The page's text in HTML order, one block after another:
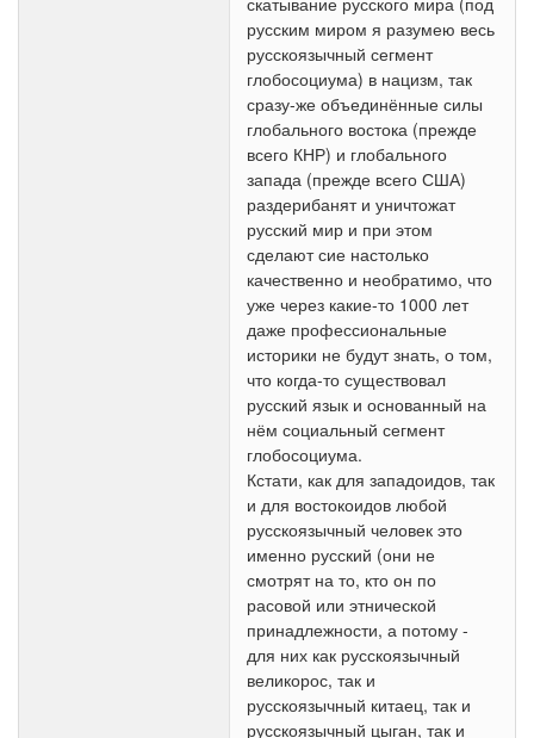
русским миром я разумею весь
русскоязычный сегмент
глобосоциума) в нацизм, так
сразу-же объединённые силы
глобального востока (прежде
всего КНР) и глобального
запада (прежде всего США)
раздерибанят и уничтожат
русский мир и при этом
сделают сие настолько
качественно и необратимо, что
уже через какие-то 1000 лет
даже профессиональные
историки не будут знать, о том,
что когда-то существовал
русский язык и основанный на
нём социальный сегмент
глобосоциума.
Кстати, как для западоидов, так
и для востокоидов любой
русскоязычный человек это
именно русский (они не
смотрят на то, кто он по
расовой или этнической
принадлежности, а потому -
для них как русскоязычный
великорос, так и
русскоязычный китаец, так и
русскоязычный цыган, так и